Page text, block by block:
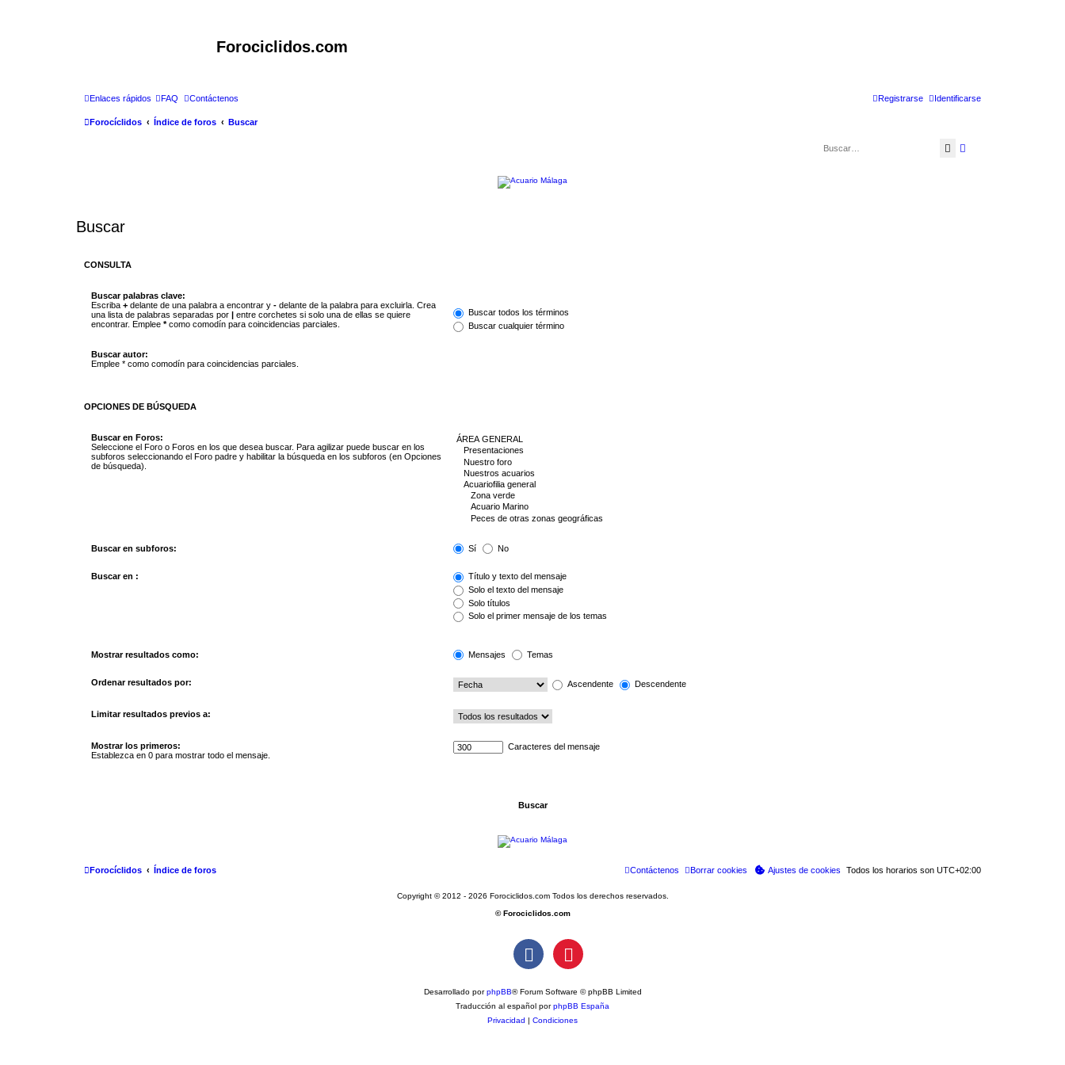
Forociclidos.com
Enlaces rápidos FAQ Contáctenos Identificarse
Registrarse
Forocíclidos Índice de foros Buscar
Buscar
Buscar
CONSULTA
Buscar palabras clave:
Escriba +delante de una palabra a encontrar y -delante de la palabra para excluirla. Crea
una lista de palabras separadas por
entre corchetes si solo una de ellas se quiere
encontrar. Emplee *como comodín para coincidencias parciales.
Buscar todos los términos
Buscar cualquier término
Buscar autor:
Emplee * como comodín para coincidencias parciales.
OPCIONES DE BÚSQUEDA
Buscar en Foros:
Seleccione el Foro o Foros en los que desea buscar. Para agilizar puede buscar en los
subforos seleccionando el Foro padre y habilitar la búsqueda en los subforos (en Opciones
de búsqueda).
Buscar en subforos: Sí No
Buscar en :
Título y texto del mensaje
Solo el texto del mensaje
Solo títulos
Solo el primer mensaje de los temas
Mostrar resultados como: Mensajes Temas
Ordenar resultados por: Ascendente Descendente
Limitar resultados previos a:
Mostrar los primeros:
Establezca en 0 para mostrar todo el mensaje.
Caracteres del mensaje
Forocíclidos Índice de foros Todos los horarios son UTC+02:00
Ajustes de cookies
Borrar cookies
Contáctenos
Copyright © 2012 - 2026 Forociclidos.com Todos los derechos reservados.
© Forociclidos.com
Desarrollado porphpBB® Forum Software © phpBB Limited
Traducción al español porphpBB España
Privacidad | Condiciones